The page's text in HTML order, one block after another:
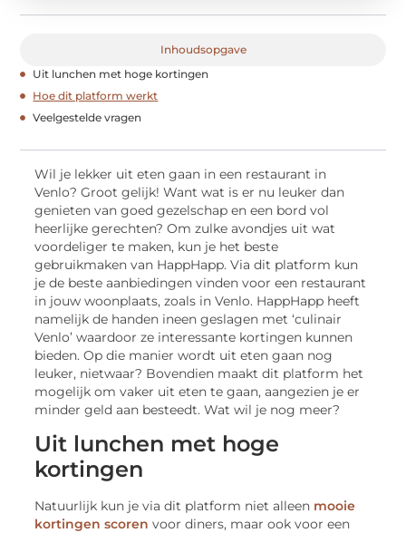
Inhoudsopgave
Uit lunchen met hoge kortingen
Hoe dit platform werkt
Veelgestelde vragen
Wil je lekker uit eten gaan in een restaurant in
Venlo? Groot gelijk! Want wat is er nu leuker dan
genieten van goed gezelschap en een bord vol
heerlijke gerechten? Om zulke avondjes uit wat
voordeliger te maken, kun je het beste
gebruikmaken van HappHapp. Via dit platform kun
je de beste aanbiedingen vinden voor een restaurant
in jouw woonplaats, zoals in Venlo. HappHapp heeft
namelijk de handen ineen geslagen met ‘culinair
Venlo’ waardoor ze interessante kortingen kunnen
bieden. Op die manier wordt uit eten gaan nog
leuker, nietwaar? Bovendien maakt dit platform het
mogelijk om vaker uit eten te gaan, aangezien je er
minder geld aan besteedt. Wat wil je nog meer?
Uit lunchen met hoge
kortingen
Natuurlijk kun je via dit platform niet alleen mooie
kortingen scoren voor diners, maar ook voor een